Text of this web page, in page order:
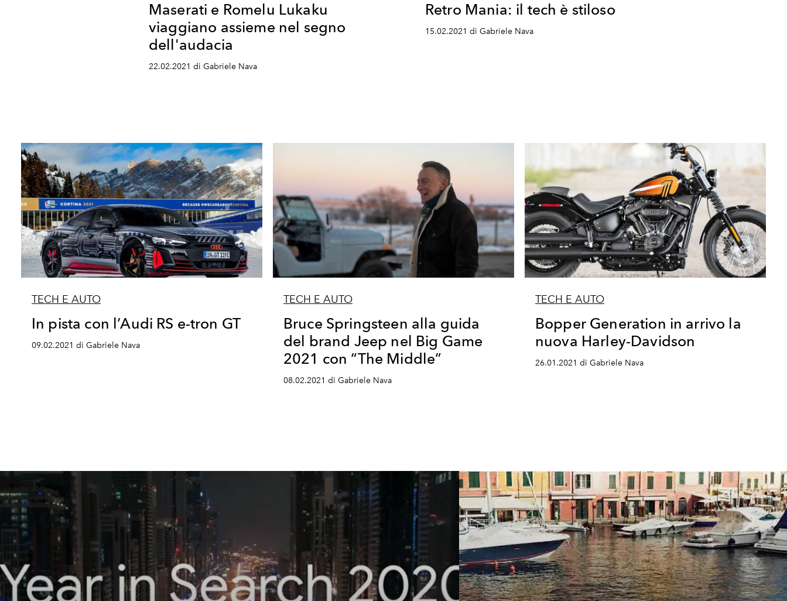
Maserati e Romelu Lukaku
viaggiano assieme nel segno
dell'audacia
22.02.2021 di Gabriele Nava
Retro Mania: il tech è stiloso
15.02.2021 di Gabriele Nava
TECH E AUTO
In pista con l’Audi RS e-tron GT
09.02.2021 di Gabriele Nava
TECH E AUTO
Bruce Springsteen alla guida
del brand Jeep nel Big Game
2021 con “The Middle”
08.02.2021 di Gabriele Nava
TECH E AUTO
Bopper Generation in arrivo la
nuova Harley-Davidson
26.01.2021 di Gabriele Nava